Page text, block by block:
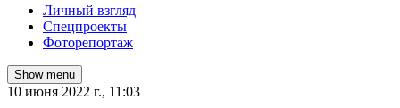
Личный взгляд
Спецпроекты
Фоторепортаж
Show menu
10 июня 2022 г., 11:03